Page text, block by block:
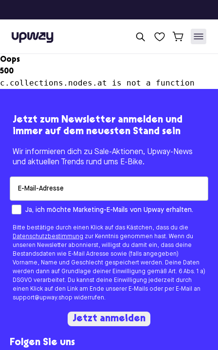
Upway
Oops
500
c.collections.nodes.at is not a function
Jetzt zum Newsletter anmelden und
immer auf dem neuesten Stand sein
Wir informieren dich zu Sale-Aktionen, Upway-News
und aktuellen Trends rund ums E-Bike.
How would you like to hear from us?
Ja, ich möchte Marketing-E-Mails von Upway erhalten.
Bitte bestätige durch einen Klick auf das Kästchen, dass du die
Datenschutzbestimmung zur Kenntnis genommen hast. Wenn du
unseren Newsletter abonnierst, willigst du damit ein, dass deine
Bestandsdaten wie E-Mail Adresse sowie (falls angegeben)
Vorname, Name und Geschlecht gespeichert werden. Deine Daten
werden dann auf Grundlage deiner Einwilligung gemäß Art. 6 Abs. 1 a)
DSGVO verarbeitet. Du kannst deine Einwilligung jederzeit durch
einen Klick auf den Link am Ende unserer E-Mails oder per E-Mail an
support@upway.shop widerrufen.
Jetzt anmelden
Folgen Sie uns